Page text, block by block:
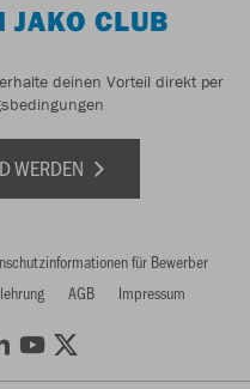
JAKO CLUB
deinen Vorteil direkt per
WERDEN
für Bewerber
AGB Impressum